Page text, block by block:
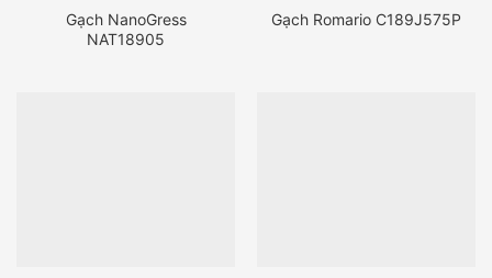
Gạch NanoGress
NAT18905
Gạch Romario C189J575P